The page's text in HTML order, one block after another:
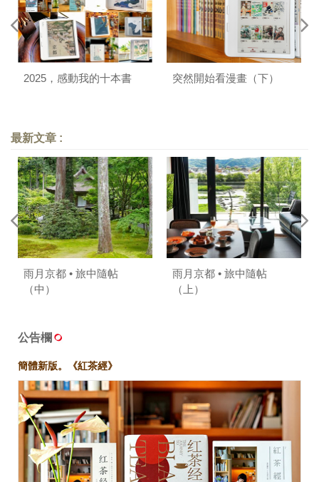
2025，感動我的十本書 突然開始看漫畫（下）
最新文章 :
雨月京都 • 旅中隨帖
（中）
雨月京都 • 旅中隨帖
（上）
公告欄
簡體新版。《紅茶經》